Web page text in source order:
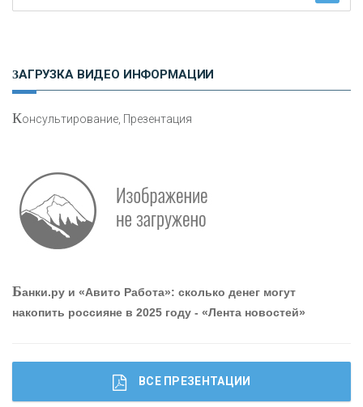
Работа мечты. Что банки делают для того, чтобы
привлечь и удержать персонал - «Интервью»
ЗАГРУЗКА ВИДЕО ИНФОРМАЦИИ
Консультирование, Презентация
Банки.ру и «Авито Работа»: сколько денег могут
накопить россияне в 2025 году - «Лента новостей»
ВСЕ ПРЕЗЕНТАЦИИ